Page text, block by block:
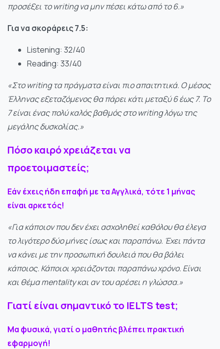
προσέξει το writing να μην πέσει κάτω από το 6.»
Για να σκοράρεις 7.5:
Listening: 32/40
Reading: 33/40
«Στο writing τα πράγματα είναι πιο απαιτητικά. Ο μέσος
Έλληνας εξεταζόμενος θα πάρει κάτι μεταξύ 6 έως 7. Το
7 είναι ένας πολύ καλός βαθμός στο writing λόγω της
μεγάλης δυσκολίας.»
Πόσο καιρό χρειάζεται να
προετοιμαστείς;
Εάν έχεις ήδη επαφή με τα Αγγλικά, τότε 1 μήνας
είναι αρκετός!
«Για κάποιον που δεν έχει ασχοληθεί καθόλου θα έλεγα
το λιγότερο δύο μήνες ίσως και παραπάνω. Έχει πάντα
να κάνει με την προσωπική δουλειά που θα βάλει
κάποιος. Κάποιοι χρειάζονται παραπάνω χρόνο. Είναι
και θέμα mentality και αν του αρέσει η γλώσσα.»
Γιατί είναι σημαντικό το IELTS test;
Μα φυσικά, γιατί ο μαθητής βλέπει πρακτική
εφαρμογή!